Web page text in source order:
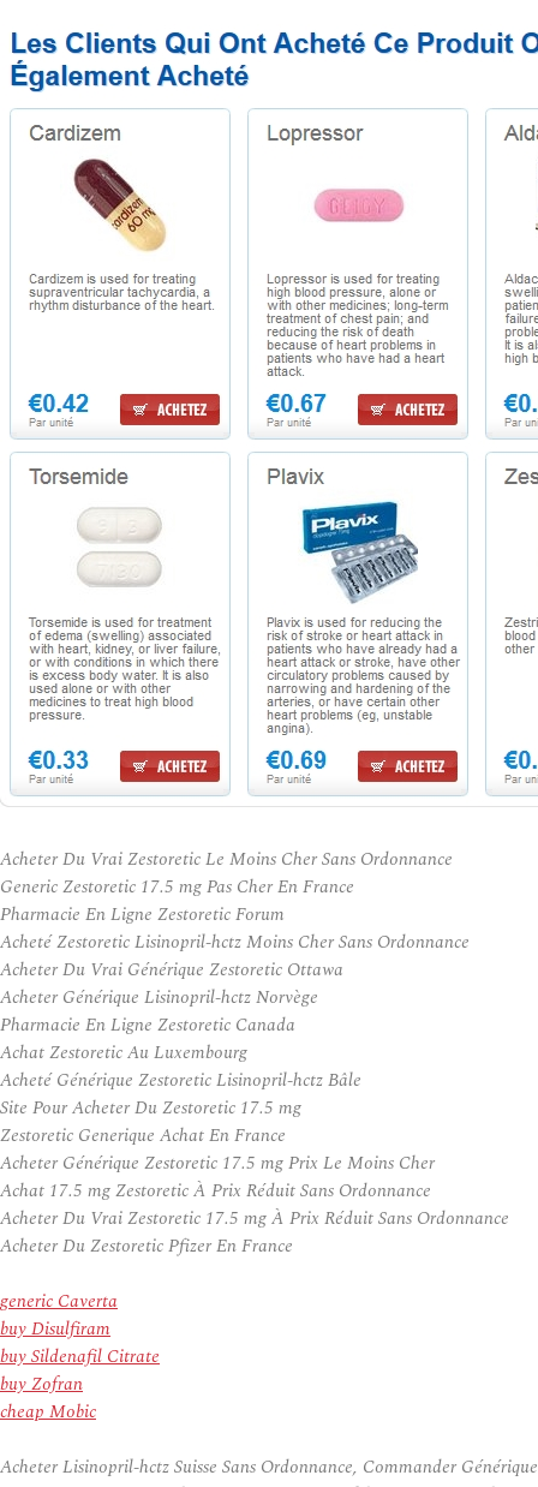
Acheter Du Vrai Zestoretic Le Moins Cher Sans Ordonnance
Generic Zestoretic 17.5 mg Pas Cher En France
Pharmacie En Ligne Zestoretic Forum
Acheté Zestoretic Lisinopril-hctz Moins Cher Sans Ordonnance
Acheter Du Vrai Générique Zestoretic Ottawa
Acheter Générique Lisinopril-hctz Norvège
Pharmacie En Ligne Zestoretic Canada
Achat Zestoretic Au Luxembourg
Acheté Générique Zestoretic Lisinopril-hctz Bâle
Site Pour Acheter Du Zestoretic 17.5 mg
Zestoretic Generique Achat En France
Acheter Générique Zestoretic 17.5 mg Prix Le Moins Cher
Achat 17.5 mg Zestoretic À Prix Réduit Sans Ordonnance
Acheter Du Vrai Zestoretic 17.5 mg À Prix Réduit Sans Ordonnance
Acheter Du Zestoretic Pfizer En France
generic Caverta
buy Disulfiram
buy Sildenafil Citrate
buy Zofran
cheap Mobic
Acheter Lisinopril-hctz Suisse Sans Ordonnance, Commander Générique